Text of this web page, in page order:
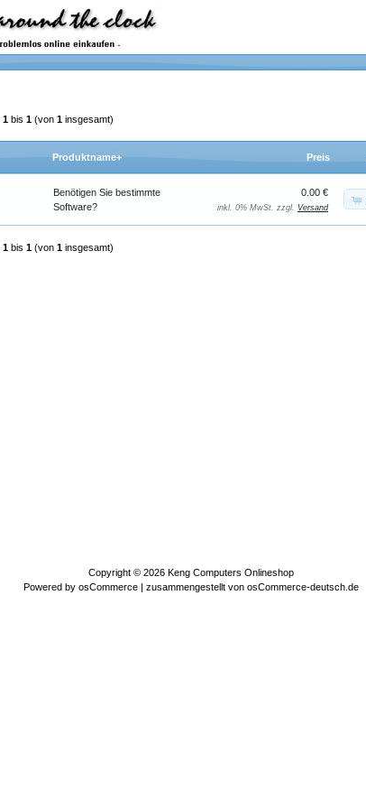
1 bis 1 (von 1 insgesamt)
Produktname+ Preis
Benötigen Sie bestimmte
Software?
0.00 €
inkl. 0% MwSt. zzgl. Versand
1 bis 1 (von 1 insgesamt)
Copyright © 2026 Keng Computers Onlineshop
Powered by osCommerce | zusammengestellt von osCommerce-deutsch.de